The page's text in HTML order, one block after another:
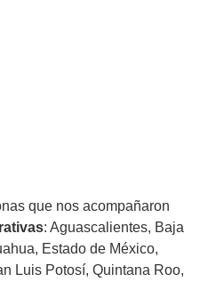
que nos acompañaron
: Aguascalientes, Baja
Estado de México,
Luis Potosí, Quintana Roo,